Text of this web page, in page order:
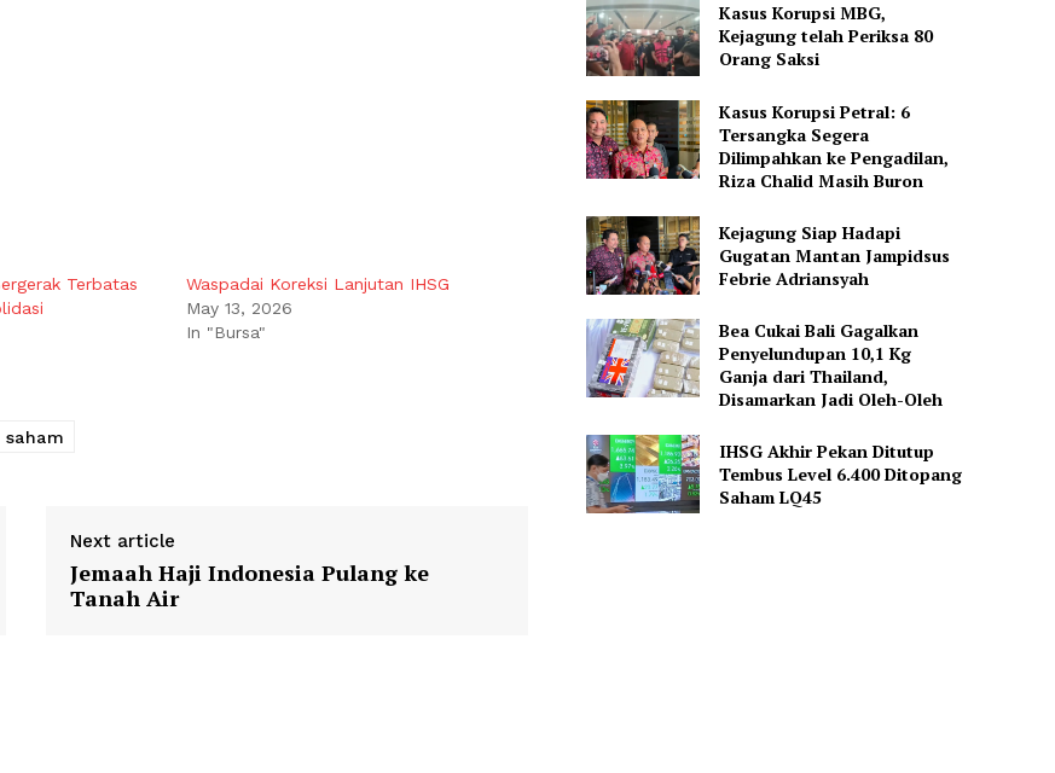
Terbatas
Waspadai Koreksi Lanjutan IHSG
May 13, 2026
In "Bursa"
saham
Next article
Jemaah Haji Indonesia Pulang ke
Tanah Air
Kasus Korupsi MBG,
Kejagung telah Periksa 80
Orang Saksi
Kasus Korupsi Petral: 6
Tersangka Segera
Dilimpahkan ke Pengadilan,
Riza Chalid Masih Buron
Kejagung Siap Hadapi
Gugatan Mantan Jampidsus
Febrie Adriansyah
Bea Cukai Bali Gagalkan
Penyelundupan 10,1 Kg
Ganja dari Thailand,
Disamarkan Jadi Oleh-Oleh
IHSG Akhir Pekan Ditutup
Tembus Level 6.400 Ditopang
Saham LQ45